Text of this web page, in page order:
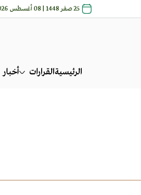
25 صفر 1448 | 08 أغسطس 2026
الرئيسيةالقرارات أخبار